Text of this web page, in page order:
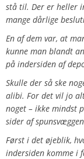
stå til. Der er heller
mange dårlige
En af dem var, at
kunne man blandt
på indersiden af
Skulle der så ske
alibi. For det vil jo
noget – ikke mindst
sider af
Først i det øjeblik,
indersiden komme i